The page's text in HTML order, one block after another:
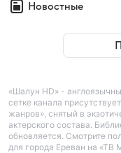
Новостные
«Шалун HD» -
сетке канала
жанров», снятый в
актерского состава.
обновляется. Смотрите
для города Ереван на «ТВ